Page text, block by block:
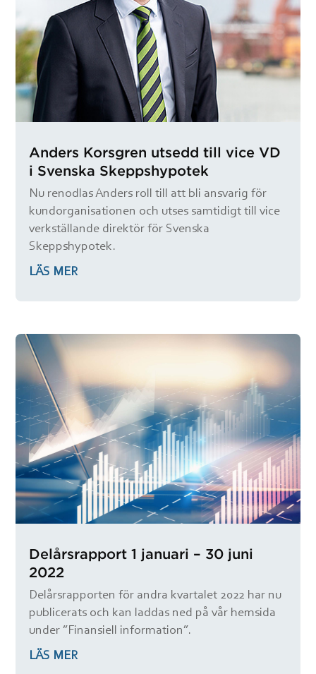
Anders Korsgren utsedd till vice VD
i Svenska Skeppshypotek
Nu renodlas Anders roll till att bli ansvarig för
kundorganisationen och utses samtidigt till vice
verkställande direktör för Svenska
Skeppshypotek.
LÄS MER
Delårsrapport 1 januari – 30 juni
2022
Delårsrapporten för andra kvartalet 2022 har nu
publicerats och kan laddas ned på vår hemsida
under ”Finansiell information”.
LÄS MER